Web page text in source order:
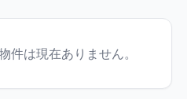
件は現在ありません。